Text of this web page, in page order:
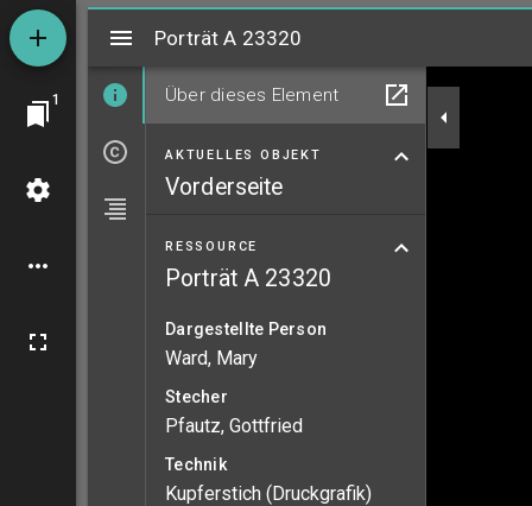
1
MiradorPorträt A 23320
Über dieses Element
AKTUELLES OBJEKT
Vorderseite
RESSOURCE
Porträt A 23320
Dargestellte Person
Ward, Mary
Stecher
Pfautz, Gottfried
Technik
Kupferstich (Druckgrafik)
Porträt A 23320